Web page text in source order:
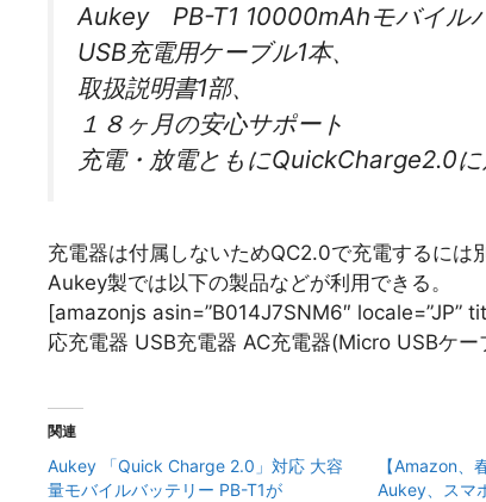
Aukey PB-T1 10000mAhモバイルバ
USB充電用ケーブル1本、
取扱説明書1部、
１８ヶ月の安心サポート
充電・放電ともにQuickCharge2.0に
充電器は付属しないためQC2.0で充電するには
Aukey製では以下の製品などが利用できる。
[amazonjs asin=”B014J7SNM6″ locale=”JP”
応充電器 USB充電器 AC充電器(Micro USBケ
関連
Aukey 「Quick Charge 2.0」対応 大容
量モバイルバッテリー PB-T1が
【Amazon、
Aukey、スマ